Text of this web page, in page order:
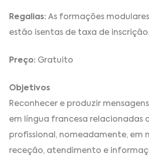
Regalias: As formações
estão isentas de taxa de inscrição.
Preço: Gratuito
Objetivos
Reconhecer e produzir
em língua francesa relacionadas
profissional, nomeadamente, em
receção, atendimento e